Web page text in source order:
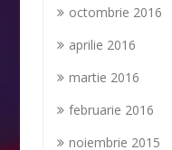
octombrie 2016
aprilie 2016
martie 2016
februarie 2016
noiembrie 2015